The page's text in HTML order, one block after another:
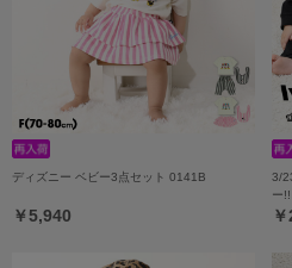
ディズニー ベビー3点セット 0141B
￥5,940
3/
ー